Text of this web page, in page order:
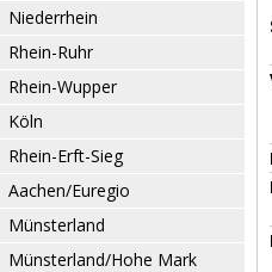
Niederrhein
Rhein-Ruhr
Rhein-Wupper
Köln
Rhein-Erft-Sieg
Aachen/Euregio
Münsterland
Münsterland/Hohe Mark